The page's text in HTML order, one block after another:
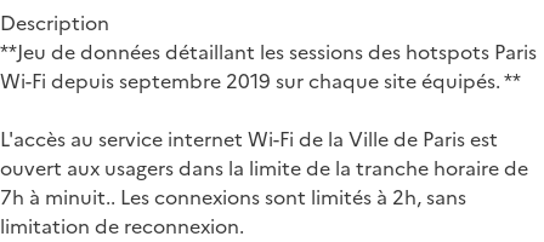
Description
**Jeu de données détaillant les sessions des hotspots Paris
Wi-Fi depuis septembre 2019 sur chaque site équipés. **
L'accès au service internet Wi-Fi de la Ville de Paris est
ouvert aux usagers dans la limite de la tranche horaire de
7h à minuit.. Les connexions sont limités à 2h, sans
limitation de reconnexion.